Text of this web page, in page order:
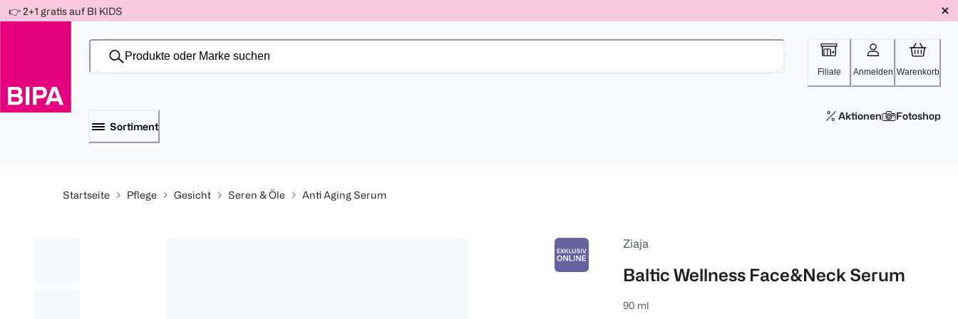
-10%
Für
150 Ös
-15%
Für
300 Ös
-20%
Für
500 Ös
Weiter
zum
👉 2+1 gratis auf BI KIDS
Filiale Anmelden Warenkorb
Sortiment
Aktionen Fotoshop
Startseite Pflege Gesicht Seren & Öle Anti Aging Serum
Ziaja
Baltic Wellness Face&Neck Serum
90 ml